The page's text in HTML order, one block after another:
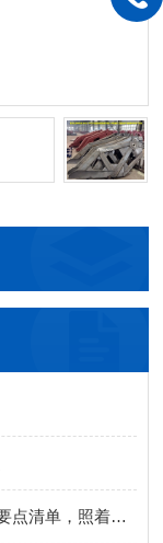
想让H型钢切割机稳如老狗？这份保养要点清单，照着做就对了！